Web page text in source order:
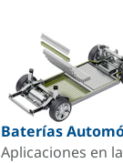
Baterías
Aplicaciones en